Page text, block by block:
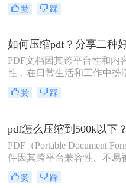
量高分辨率图片、内嵌字体
不仅占用存储空间，还经常
箱附件限制或上传耗时过长
公效率。那么PDF 文档怎么
点呢？本文从压缩效果、操
处理速度、隐私安全四个维
五种主流压缩方案，帮助您
赞 踩
PDF文档因其跨平台性和内
性，在日常生活和工作中扮
角色。然而，有时PDF文件
影响传输速度或占用过多存
压缩PDF的方法。
赞 踩
PDF（Portable Document
件因其跨平台兼容性、不易
特性以及保持文档格式一致
力，在日常办公和文件分享
赞 踩